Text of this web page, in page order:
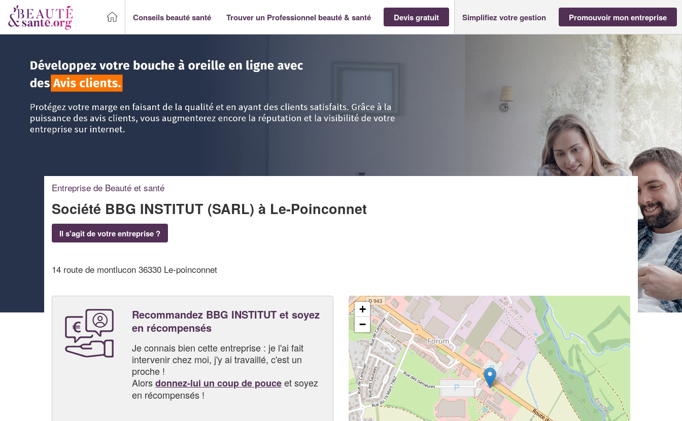
Conseils beauté santé Trouver un Professionnel beauté & santé Devis gratuit Simplifiez votre gestion Promouvoir mon entreprise
Entreprise de Beauté et santé
Société BBG INSTITUT (SARL) à Le-Poinconnet
Il s'agit de votre entreprise ?
14 route de montlucon 36330 Le-poinconnet
Recommandez BBG INSTITUT et soyez
en récompensés
Je connais bien cette entreprise : je l'ai fait
intervenir chez moi, j'y ai travaillé, c'est un
proche !
Alorsdonnez-lui un coup de pouceet soyez
en récompensés !
+
−
✕
Vous êtes un
professionnel ?
Augmentez votrechiffre d'affaires